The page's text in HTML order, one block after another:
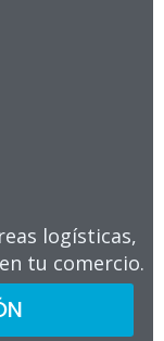
logísticas,
tu comercio.